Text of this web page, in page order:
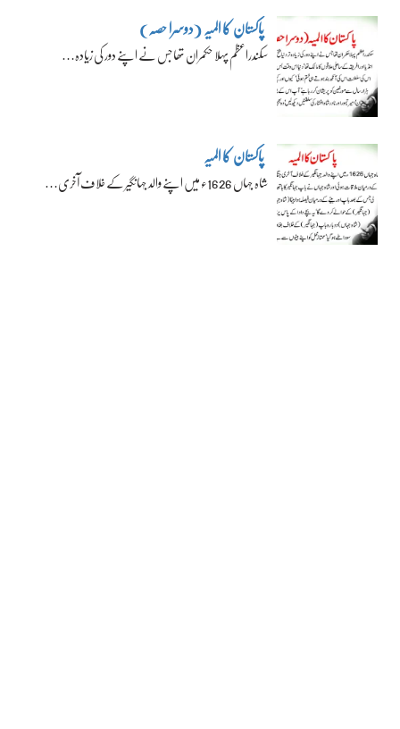
پاکستان کا المیہ (دوسرا حصہ)
سکندراعظم پہلا حکمران تھا جس نے اپنے دور کی زیادہ…
پاکستان کا المیہ
شاہ جہاں 1626ء میں اپنے والد جہانگیر کے خلاف آخری…